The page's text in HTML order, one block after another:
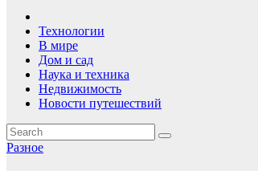
Технологии
В мире
Дом и сад
Наука и техника
Недвижимость
Новости путешествий
Разное